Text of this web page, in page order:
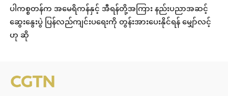
ပါကစ္စတန်က အမေရိကန်နှင့် အီရန်တို့အကြား နည်းပညာအဆင့်
ဆွေးနွေးပွဲ ပြန်လည်ကျင်းပရေးကို တွန်းအားပေးနိုင်ရန် မျှော်လင့်
ဟု ဆို